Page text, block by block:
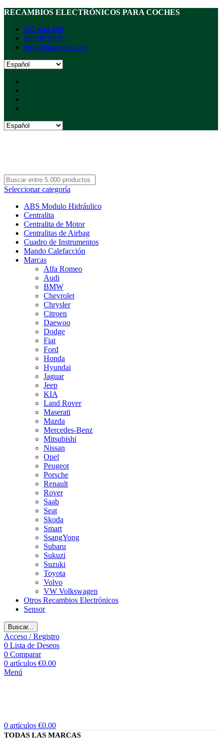
RECAMBIOS ELECTRÓNICOS PARA COCHES
652 444 440
955 98 65 97
info@hbautoes.com
Seleccionar categoría
ABS Modulo Hidráulico
Centralita
Centralita de Motor
Centralitas de Airbag
Cuadro de Instrumentos
Mando Calefacción
Marcas
Alfa Romeo
Audi
BMW
Chevrolet
Chrysler
Citroen
Daewoo
Dodge
Fiat
Ford
Honda
Hyundai
Jaguar
Jeep
KIA
Land Rover
Maserati
Mazda
Mercedes-Benz
Mitsubishi
Nissan
Opel
Peugeot
Porsche
Renault
Rover
Saab
Seat
Skoda
Smart
SsangYong
Subaru
Sukuzi
Suzuki
Toyota
Volvo
VW Volkswagen
Otros Recambios Electrónicos
Sensor
Buscar...
Acceso / Registro
0 Lista de Deseos
0 Comparar
0 artículos €0.00
Menú
0 artículos €0.00
TODAS LAS MARCAS